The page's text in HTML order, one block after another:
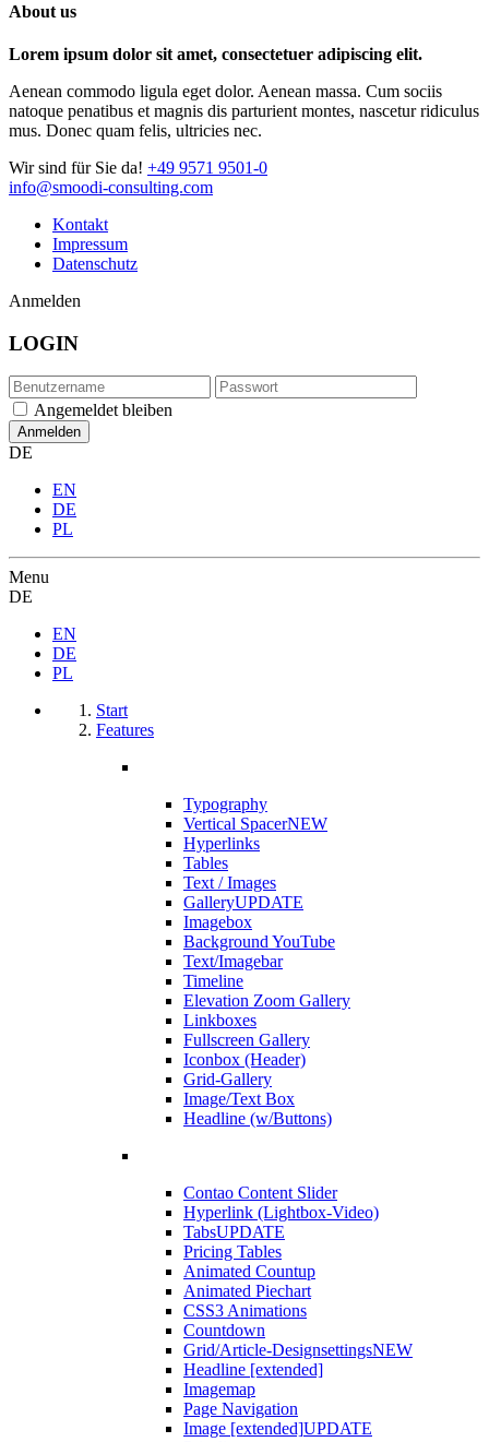
About us
Lorem ipsum dolor sit amet, consectetuer adipiscing elit.
Aenean commodo ligula eget dolor. Aenean massa. Cum sociis
natoque penatibus et magnis dis parturient montes, nascetur ridiculus
mus. Donec quam felis, ultricies nec.
Wir sind für Sie da! +49 9571 9501-0
info@smoodi-consulting.com
Kontakt
Impressum
Datenschutz
Anmelden
LOGIN
Angemeldet bleiben
DE
EN
DE
PL
Menu
DE
EN
DE
PL
Start
Features
Typography
Vertical SpacerNEW
Hyperlinks
Tables
Text / Images
GalleryUPDATE
Imagebox
Background YouTube
Text/Imagebar
Timeline
Elevation Zoom Gallery
Linkboxes
Fullscreen Gallery
Iconbox (Header)
Grid-Gallery
Image/Text Box
Headline (w/Buttons)
Contao Content Slider
Hyperlink (Lightbox-Video)
TabsUPDATE
Pricing Tables
Animated Countup
Animated Piechart
CSS3 Animations
Countdown
Grid/Article-DesignsettingsNEW
Headline [extended]
Imagemap
Page Navigation
Image [extended]UPDATE